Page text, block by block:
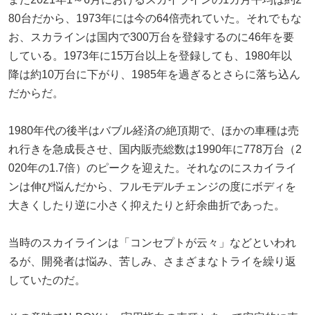
80台だから、1973年には今の64倍売れていた。それでもな
お、スカラインは国内で300万台を登録するのに46年を要
している。1973年に15万台以上を登録しても、1980年以
降は約10万台に下がり、1985年を過ぎるとさらに落ち込ん
だからだ。
1980年代の後半はバブル経済の絶頂期で、ほかの車種は売
れ行きを急成長させ、国内販売総数は1990年に778万台（2
020年の1.7倍）のピークを迎えた。それなのにスカイライ
ンは伸び悩んだから、フルモデルチェンジの度にボディを
大きくしたり逆に小さく抑えたりと紆余曲折であった。
当時のスカイラインは「コンセプトが云々」などといわれ
るが、開発者は悩み、苦しみ、さまざまなトライを繰り返
していたのだ。